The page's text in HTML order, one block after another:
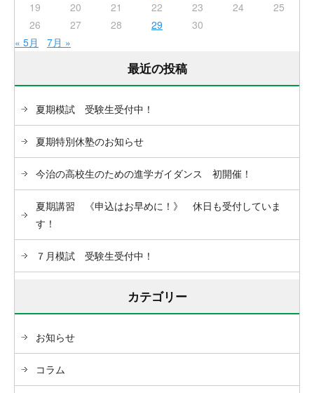
19
20 21 22 23 24
25
26
27 28 29
30
« 5月
7月 »
最近の投稿
夏期模試 受験生受付中！
夏期特別休塾のお知らせ
今治の高校生のための進学ガイダンス 初開催！
夏期講習 《申込はお早めに！》 休日も受付していま
す！
７月模試 受験生受付中！
カテゴリー
お知らせ
コラム